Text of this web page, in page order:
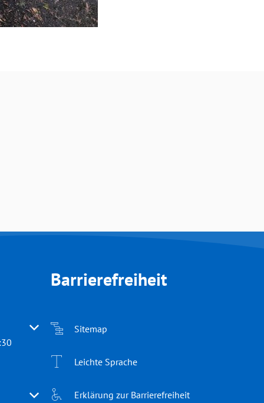
Schließzeiten auszublenden
Schließzeiten auszublenden
Barrierefreiheit
Sitemap
Leichte Sprache
Erklärung zur Barrierefreiheit